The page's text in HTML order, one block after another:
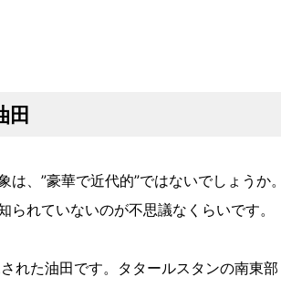
田
、”豪華で近代的”ではないでしょうか。
れていないのが不思議なくらいです。
れた油田です。タタールスタンの南東部